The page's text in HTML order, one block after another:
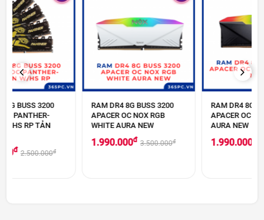
PREVIOUS
RAM DR4 8G BUSS 3200
APACER OC NOX RGB
WHITE AURA NEW
3.500.000đ
RAM DR4 8G BUSS 3200
APACER OC NOX RGB
AURA NEW
1.990.000 2.500.000đ
NEXT